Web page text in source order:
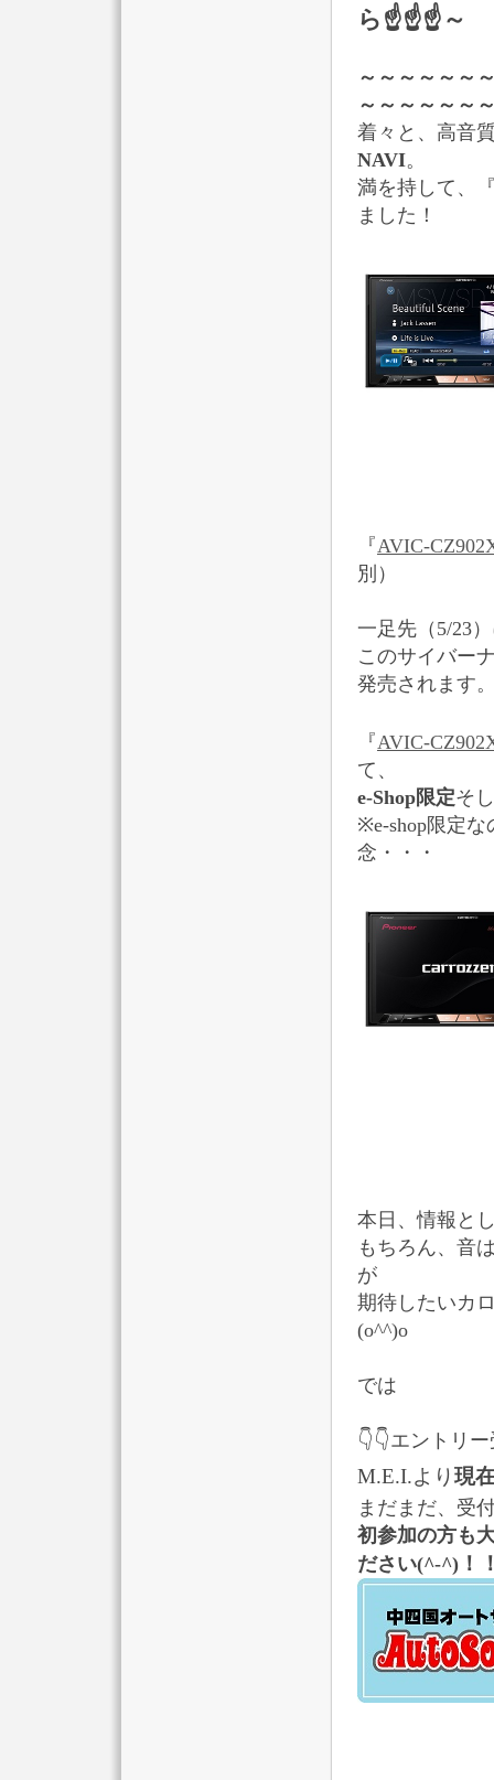
ら☝☝☝～
～～～～～～
～～～～～～
着々と、高音
NAVI。
満を持して、
ました！
『AVIC-
別）
一足先（5/23
このサイバー
発売されます
『AVIC-
て、
e-Shop限定そ
※e-shop限定
念・・・
本日、情報と
もちろん、音
が
期待したいカ
(o^^)o
では
👇👇エントリ
M.E.I.より現
まだまだ、受
初参加の方も
ださい(^-^) ！